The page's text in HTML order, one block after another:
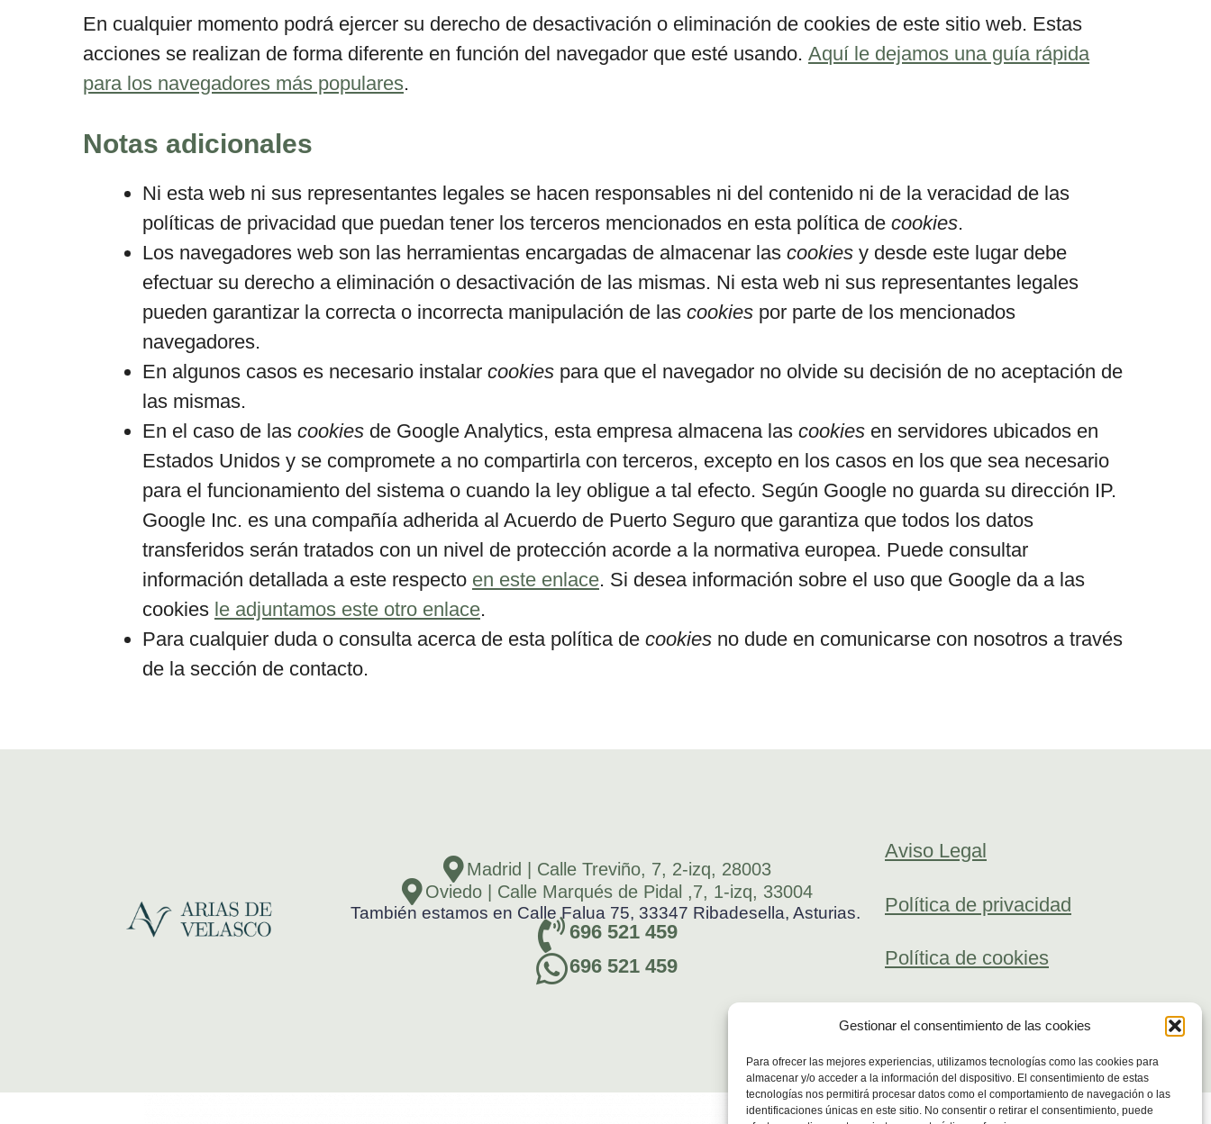
Gestionar el consentimiento de las cookies
Para ofrecer las mejores experiencias, utilizamos tecnologías como las cookies para
almacenar y/o acceder a la información del dispositivo. El consentimiento de estas
tecnologías nos permitirá procesar datos como el comportamiento de navegación o las
identificaciones únicas en este sitio. No consentir o retirar el consentimiento, puede
En cualquier momento podrá ejercer su derecho de desactivación o eliminación de cookies de este sitio web. Estas
acciones se realizan de forma diferente en función del navegador que esté usando. Aquí le dejamos una guía rápida
para los navegadores más populares.
Notas adicionales
Ni esta web ni sus representantes legales se hacen responsables ni del contenido ni de la veracidad de las
políticas de privacidad que puedan tener los terceros mencionados en esta política de cookies.
Los navegadores web son las herramientas encargadas de almacenar las cookies y desde este lugar debe
efectuar su derecho a eliminación o desactivación de las mismas. Ni esta web ni sus representantes legales
pueden garantizar la correcta o incorrecta manipulación de las cookies por parte de los mencionados
navegadores.
En algunos casos es necesario instalar cookies para que el navegador no olvide su decisión de no aceptación de
las mismas.
En el caso de las cookies de Google Analytics, esta empresa almacena las cookies en servidores ubicados en
Estados Unidos y se compromete a no compartirla con terceros, excepto en los casos en los que sea necesario
para el funcionamiento del sistema o cuando la ley obligue a tal efecto. Según Google no guarda su dirección IP.
Google Inc. es una compañía adherida al Acuerdo de Puerto Seguro que garantiza que todos los datos
transferidos serán tratados con un nivel de protección acorde a la normativa europea. Puede consultar
información detallada a este respecto en este enlace. Si desea información sobre el uso que Google da a las
cookies le adjuntamos este otro enlace.
Para cualquier duda o consulta acerca de esta política de cookies no dude en comunicarse con nosotros a través
de la sección de contacto.
Madrid | Calle Treviño, 7, 2-izq, 28003
Oviedo | Calle Marqués de Pidal ,7, 1-izq, 33004
También estamos en Calle Falua 75, 33347 Ribadesella, Asturias.
696 521 459
696 521 459
Aviso Legal
Política de privacidad
Política de cookies